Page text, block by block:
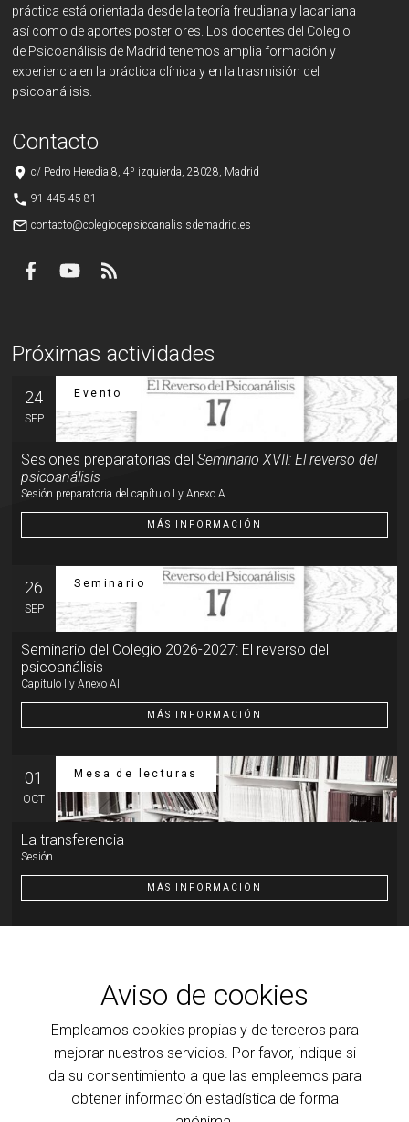
Aviso de cookies
Empleamos cookies propias y de terceros para
mejorar nuestros servicios. Por favor, indique si
da su consentimiento a que las empleemos para
obtener información estadística de forma
práctica está orientada desde la teoría freudiana y lacaniana
así como de aportes posteriores. Los docentes del Colegio
de Psicoanálisis de Madrid tenemos amplia formación y
experiencia en la práctica clínica y en la trasmisión del
psicoanálisis.
Contacto
place c/ Pedro Heredia 8, 4º izquierda, 28028, Madrid
phone 91 445 45 81
mail_outline contacto@colegiodepsicoanalisisdemadrid.es
Próximas actividades
24
SEP
Evento
Sesiones preparatorias delSeminario XVII: El reverso del
psicoanálisis
Sesión preparatoria del capítulo I y Anexo A.
MÁS INFORMACIÓN
26
SEP
Seminario
Seminario del Colegio 2026-2027: El reverso del
psicoanálisis
Capítulo I y Anexo AI
MÁS INFORMACIÓN
01
OCT
Mesa de lecturas
La transferencia
Sesión
MÁS INFORMACIÓN
la ilumina
Transferencia: resistencia y motor de la cura
MÁS INFORMACIÓN